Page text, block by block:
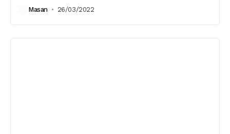
Masan 26/03/2022